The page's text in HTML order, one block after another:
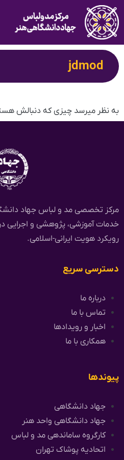
jdmod
به نظر میرسد چیزی که دنبالش
مرکز تخصصی مد و لباس جهاد
خدمات آموزشی، پژوهشی و اجرایی
رویکرد هویت ایرانی-اسلامی.
دسترسی سریع
درباره ما
تماس با ما
اخبار و رویدادها
همکاری با ما
پیوندها
جهاد دانشگاهی
جهاد دانشگاهی واحد هنر
کارگروه ساماندهی مد و لباس
اتحادیه پوشاک تهران